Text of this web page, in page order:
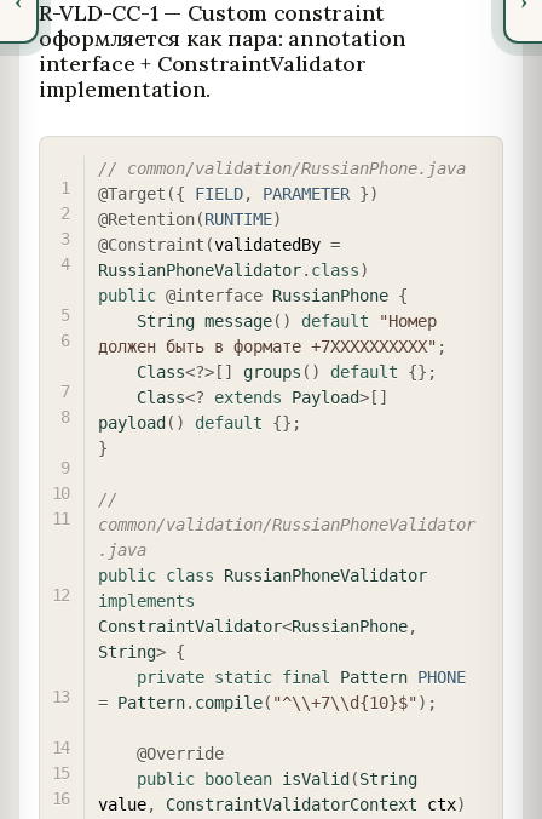
R-VLD-CC-1 — Custom constraint
оформляется как пара: annotation
interface + ConstraintValidator
implementation.
// common/validation/RussianPhone.java
@Target ({ FIELD, PARAMETER })
@Retention(RUNTIME)
@Constraint (validatedBy =
RussianPhoneValidator. class)
public @interface RussianPhone {
String message( ) default
"Номер
должен быть в формате +7XXXXXXXXXX" ;
Class<?> [ ] groups ( ) default {} ;
Class<? extends Payload> [ ]
payload ( ) default {} ;
}
//
common/validation/RussianPhoneValidator
.java
public class
RussianPhoneValidator
implements
ConstraintValidator<RussianPhone,
String> {
private static final Pattern PHONE
= Pattern. compile( "^\\+7\\d{10}$") ;
@Override
public
boolean isValid (String
value, ConstraintValidatorContext ctx)